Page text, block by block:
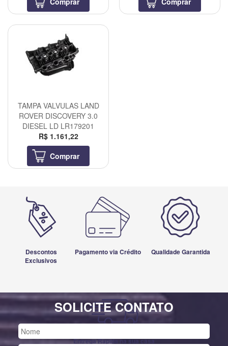
TAMPA VALVULAS LAND
ROVER DISCOVERY 3.0
DIESEL LD LR179201
R$ 1.161,22
Comprar
Descontos
Exclusivos
Pagamento via Crédito Qualidade Garantida
Entrega Rápida na sua casa
SOLICITE CONTATO